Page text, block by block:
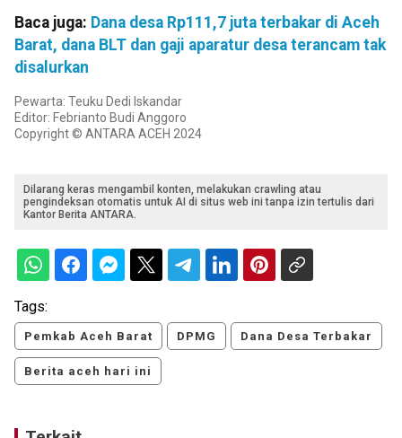
Baca juga: Dana desa Rp111,7 juta terbakar di Aceh
Barat, dana BLT dan gaji aparatur desa terancam tak
disalurkan
Pewarta: Teuku Dedi Iskandar
Editor: Febrianto Budi Anggoro
Copyright © ANTARA ACEH 2024
Dilarang keras mengambil konten, melakukan crawling atau
pengindeksan otomatis untuk AI di situs web ini tanpa izin tertulis dari
Kantor Berita ANTARA.
Tags:
Pemkab Aceh Barat DPMG Dana Desa Terbakar
Berita aceh hari ini